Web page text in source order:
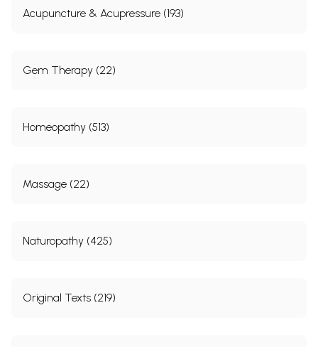
Acupuncture & Acupressure (193)
Gem Therapy (22)
Homeopathy (513)
Massage (22)
Naturopathy (425)
Original Texts (219)